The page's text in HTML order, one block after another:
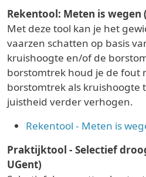
Rekentool: Meten is wegen
Met deze tool kan je het
vaarzen schatten op basis
kruishoogte en/of de
borstomtrek houd je de fout
borstomtrek als kruishoogte
juistheid verder verhogen.
Rekentool - Meten is
Praktijktool - Selectief
UGent)